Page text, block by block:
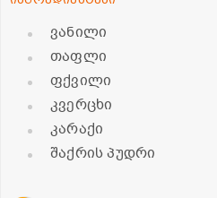
ვანილი
თაფლი
ფქვილი
კვერცხი
კარაქი
შაქრის პუდრი